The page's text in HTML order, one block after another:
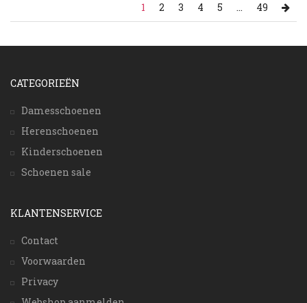
1 2 3 4 5 ... 49
CATEGORIEËN
Damesschoenen
Herenschoenen
Kinderschoenen
Schoenen sale
KLANTENSERVICE
Contact
Voorwaarden
Privacy